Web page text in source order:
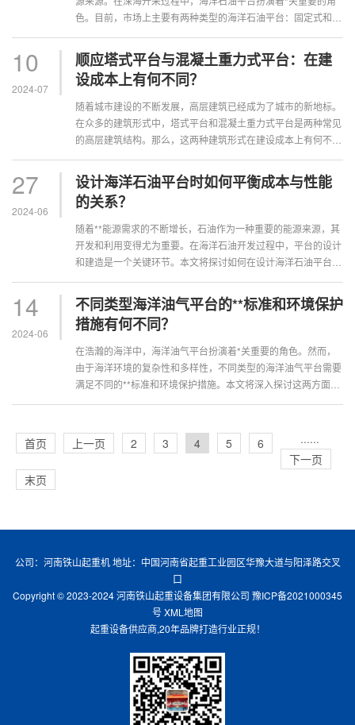
色。目前，市场上主要有两种类型的海洋石油平台：固定式和浮
10
2024-07
顺应塔式平台与混凝土重力式平台：在建
设成本上有何不同？
随着城市建设的不断发展，高层建筑已经成为了城市的新地标。
在众多的建筑形式中，塔式平台和混凝土重力式平台是两种常见
的高层建筑结构。那么，这两种建筑形式在建设成本上有何不同
27
2024-06
设计海洋石油平台时如何平衡成本与性能
的关系？
随着**能源需求的不断增长，石油作为一种重要的能源来源，其
开发和利用变得尤为重要。在海洋石油开发过程中，平台的设计
和建造是一个关键环节。本文将探讨如何在设计海洋石油平台时
14
2024-06
不同类型海洋油气平台的**标准和环境保护
措施有何不同？
在浩瀚的海洋中，海洋油气平台扮演着*关重要的角色。然而，
由于海洋环境的复杂性和多样性，不同类型的海洋油气平台需要
满足不同的**标准和环境保护措施。本文将深入探讨这两方面的
首页 上一页 ···
2 3 4 5 6
···
下一页
末页
公司：河南铁山起重机 地址：中国河南省起重工业园区华豫大道与阳泽路交叉
口
Copyright © 2023-2024 河南铁山起重设备集团有限公司 豫ICP备2021000345
号XML地图
起重设备供应商,20年品牌打造行业正规！